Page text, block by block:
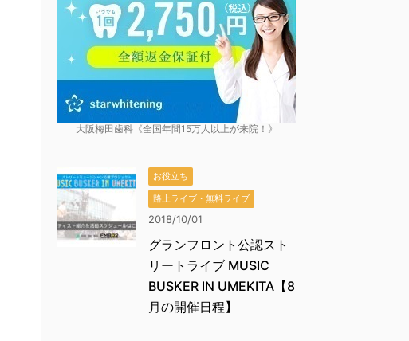
大阪梅田歯科《全国年間15万人以上が来院！》
お役立ち
路上ライブ・無料ライブ
2018/10/01
グランフロント公認スト
リートライブ MUSIC
BUSKER IN UMEKITA【8
月の開催日程】